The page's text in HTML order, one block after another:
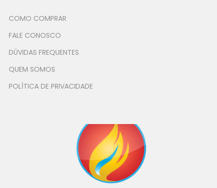
COMO COMPRAR
FALE CONOSCO
DÚVIDAS FREQUENTES
QUEM SOMOS
POLÍTICA DE PRIVACIDADE